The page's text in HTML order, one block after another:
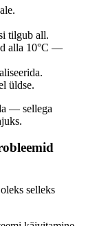
tilgub all.
alla 10°C —
üldse.
— sellega
selleks